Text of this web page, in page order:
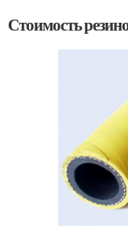
Стоимость